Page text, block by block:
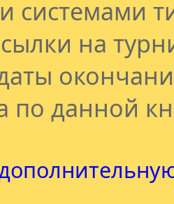
системами
на
по данной